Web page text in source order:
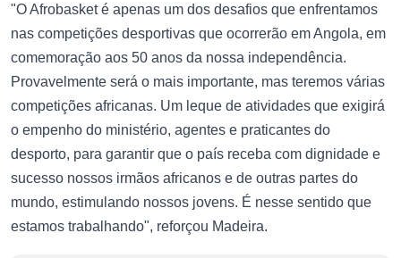
"O Afrobasket é apenas um dos desafios que enfrentamos
nas competições desportivas que ocorrerão em Angola, em
comemoração aos 50 anos da nossa independência.
Provavelmente será o mais importante, mas teremos várias
competições africanas. Um leque de atividades que exigirá
o empenho do ministério, agentes e praticantes do
desporto, para garantir que o país receba com dignidade e
sucesso nossos irmãos africanos e de outras partes do
mundo, estimulando nossos jovens. É nesse sentido que
estamos trabalhando", reforçou Madeira.